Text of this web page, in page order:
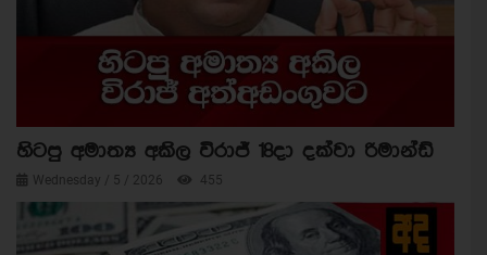
හිටපු අමාත්‍ය අකිල විරාජ් 18දා දක්වා රිමාන්ඩ්
Wednesday / 5 / 2026 455